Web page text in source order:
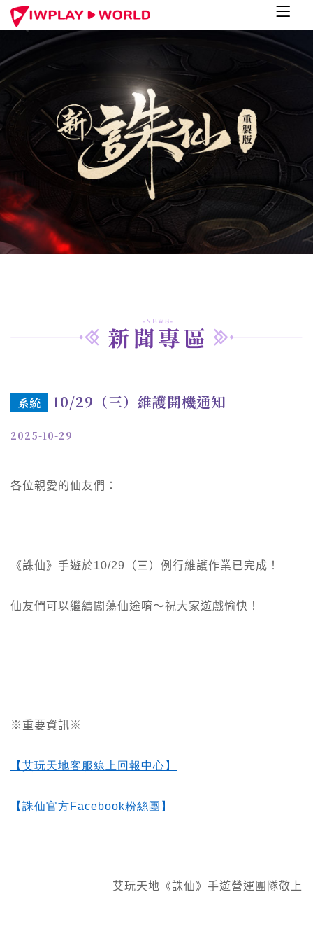
系統 10/29（三）維護開機通知
2025-10-29
各位親愛的仙友們：
《誅仙》手遊於10/29（三）例行維護作業已完成！
仙友們可以繼續闖蕩仙途唷～祝大家遊戲愉快！
※重要資訊※
【艾玩天地客服線上回報中心】
【誅仙官方Facebook粉絲團】
艾玩天地《誅仙》手遊營運團隊敬上